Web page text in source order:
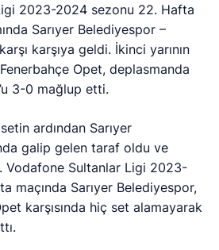
2023-2024 sezonu 22. Hafta
Sarıyer Belediyespor –
karşıya geldi. İkinci yarının
Opet, deplasmanda
3-0 mağlup etti.
ardından Sarıyer
galip gelen taraf oldu ve
Vodafone Sultanlar Ligi 2023-
maçında Sarıyer Belediyespor,
karşısında hiç set alamayarak